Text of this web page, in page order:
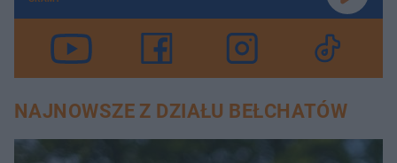
NAJNOWSZE Z DZIAŁU BEŁCHATÓW